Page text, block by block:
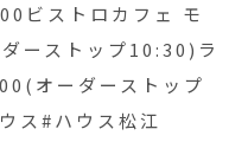
ビストロカフェ モ
ーストップ10:30)ラ
オーダーストップ
#ハウス松江